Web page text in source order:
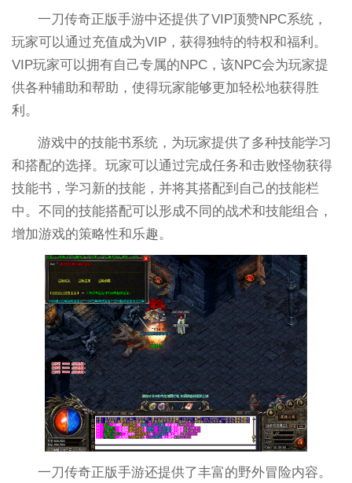
一刀传奇正版手游中还提供了VIP顶赞NPC系统，
玩家可以通过充值成为VIP，获得独特的特权和福利。
VIP玩家可以拥有自己专属的NPC，该NPC会为玩家提
供各种辅助和帮助，使得玩家能够更加轻松地获得胜
利。
游戏中的技能书系统，为玩家提供了多种技能学习
和搭配的选择。玩家可以通过完成任务和击败怪物获得
技能书，学习新的技能，并将其搭配到自己的技能栏
中。不同的技能搭配可以形成不同的战术和技能组合，
增加游戏的策略性和乐趣。
一刀传奇正版手游还提供了丰富的野外冒险内容。